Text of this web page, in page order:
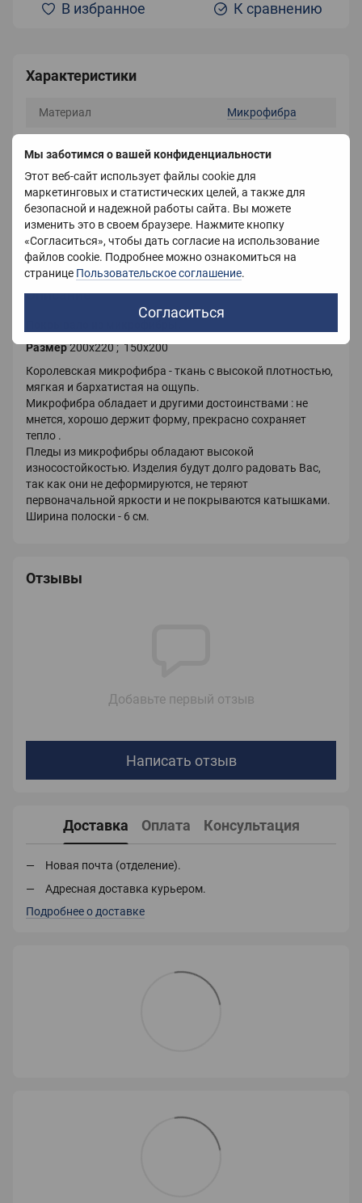
Мы заботимся о вашей конфиденциальности
Этот веб-сайт использует файлы cookie для
маркетинговых и статистических целей, а также для
безопасной и надежной работы сайта. Вы можете
изменить это в своем браузере. Нажмите кнопку
«Согласиться», чтобы дать согласие на использование
файлов cookie. Подробнее можно ознакомиться на
странице Пользовательское соглашение.
Согласиться
В избранное К сравнению
Характеристики
Материал Микрофибра
Цвет Коричневый
Вес 1800 г
Страна-производитель Китай
Описание
Размер200х220 ; 150х200
Королевская микрофибра - ткань с высокой плотностью,
мягкая и бархатистая на ощупь.
Микрофибра обладает и другими достоинствами : не
мнется, хорошо держит форму, прекрасно сохраняет
тепло .
Пледы из микрофибры обладают высокой
износостойкостью. Изделия будут долго радовать Вас,
так как они не деформируются, не теряют
первоначальной яркости и не покрываются катышками.
Ширина полоски - 6 см.
Отзывы
Добавьте первый отзыв
Написать отзыв
Доставка Оплата Консультация
Новая почта (отделение).
Адресная доставка курьером.
Подробнее о доставке